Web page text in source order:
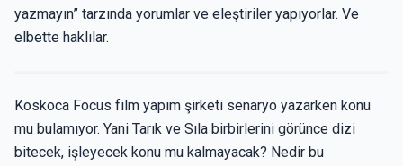
yazmayın” tarzında yorumlar ve eleştiriler yapıyorlar. Ve
elbette haklılar.
Koskoca Focus film yapım şirketi senaryo yazarken konu
mu bulamıyor. Yani Tarık ve Sıla birbirlerini görünce dizi
bitecek, işleyecek konu mu kalmayacak? Nedir bu